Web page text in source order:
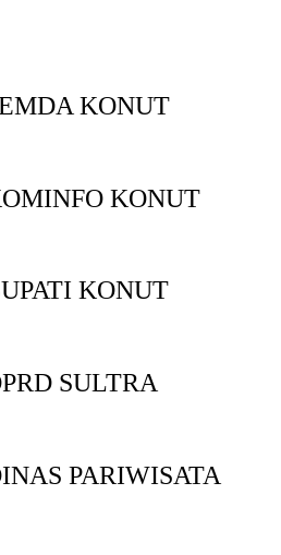
KONUT
KONUT
KONUT
SULTRA
PARIWISATA